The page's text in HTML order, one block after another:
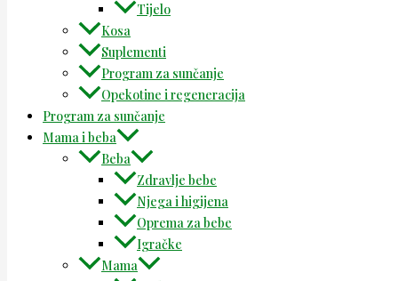
Tijelo
Kosa
Suplementi
Program za sunčanje
Opekotine i regeneracija
Program za sunčanje
Mama i beba
Beba
Zdravlje bebe
Njega i higijena
Oprema za bebe
Igračke
Mama